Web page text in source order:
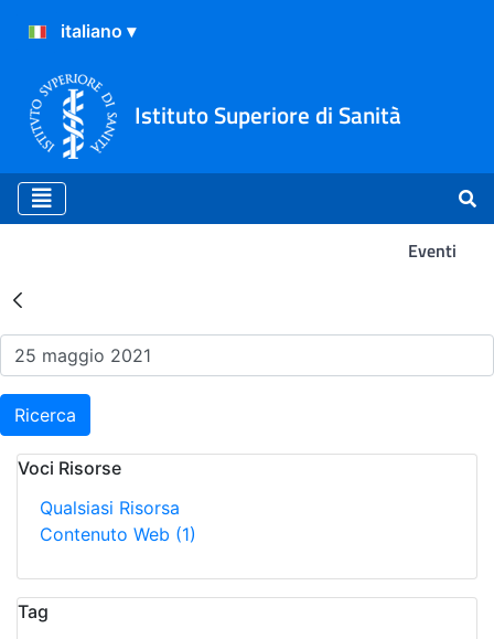
Istituto Superiore di Sanità
Eventi
Risultati della Ricerca -
Ricerca
Voci Risorse
Qualsiasi Risorsa
Contenuto Web (1)
Tag